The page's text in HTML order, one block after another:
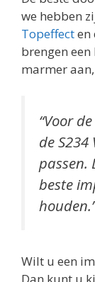
we hebben
Topeffecten
brengen
marmer
“Voor
de
passen.
beste
Wilt u een